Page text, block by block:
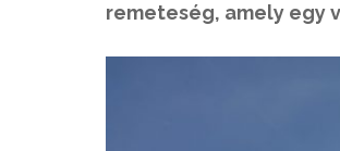
remeteség, amely egy